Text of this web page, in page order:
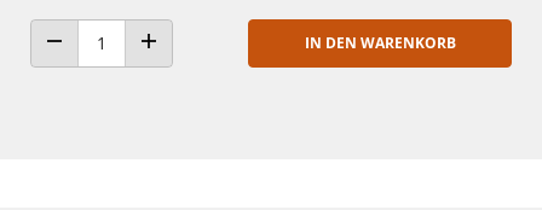
ANZAHL VERRINGERNANZAHL ERHÖHEN
IN DEN WARENKORB